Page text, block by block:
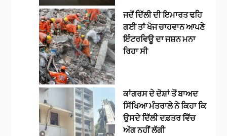
ਜਦੋਂ ਦਿੱਲੀ ਦੀ ਇਮਾਰਤ ਢਹਿ
ਗਈ ਤਾਂ ਖੋਜ ਚਾਹਵਾਨ ਆਪਣੇ
ਇੰਟਰਵਿਊ ਦਾ ਜਸ਼ਨ ਮਨਾ
ਰਿਹਾ ਸੀ
ਕਾਂਗਰਸ ਦੇ ਦੋਸ਼ਾਂ ਤੋਂ ਬਾਅਦ
ਸਿੱਖਿਆ ਮੰਤਰਾਲੇ ਨੇ ਕਿਹਾ ਕਿ
ਉਸਦੇ ਦਿੱਲੀ ਦਫ਼ਤਰ ਵਿੱਚ
ਅੱਗ ਨਹੀਂ ਲੱਗੀ